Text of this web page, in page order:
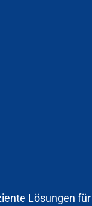
Lösungen für